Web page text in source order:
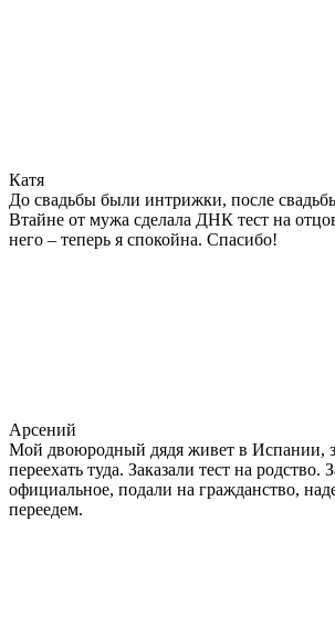
Катя
До свадьбы были интрижки, после
Втайне от мужа сделала ДНК тест на
него – теперь я спокойна. Спасибо!
Арсений
Мой двоюродный дядя живет в Испании,
переехать туда. Заказали тест на родство.
официальное, подали на гражданство,
переедем.